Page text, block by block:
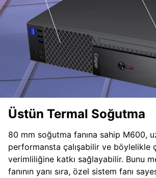
Üstün Termal Soğutma
80 mm soğutma fanına sahip M600,
performansta çalışabilir ve böylelikle
verimliliğine katkı sağlayabilir. Bunu
fanının yanı sıra, özel sistem fanı